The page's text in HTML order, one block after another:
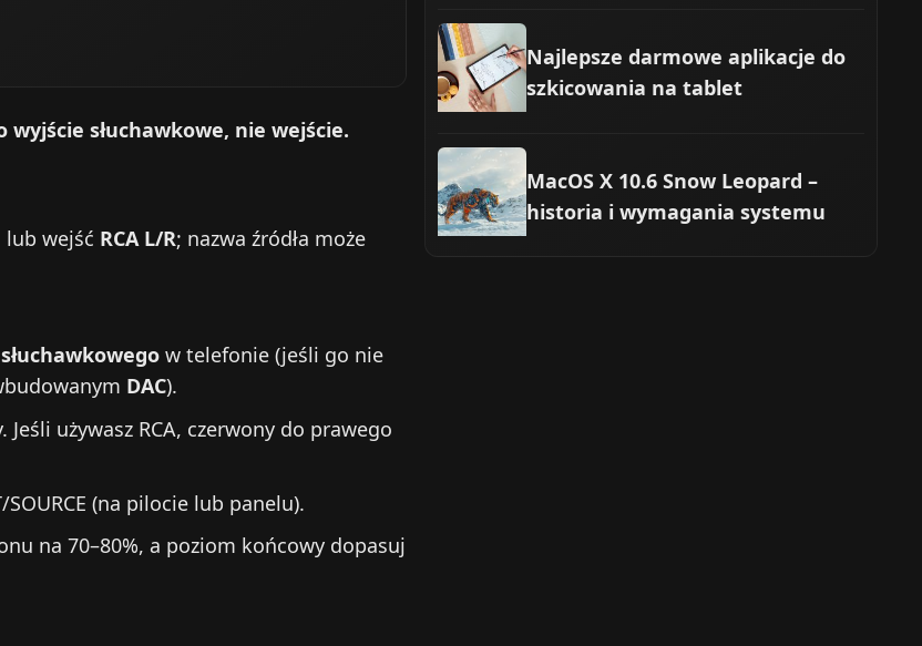
wyjście słuchawkowe, nie wejście.
lub wejść RCA L/R; nazwa źródła może
w telefonie (jeśli go nie
DAC).
Jeśli używasz RCA, czerwony do prawego
(na pilocie lub panelu).
na 70–80%, a poziom końcowy dopasuj
Najlepsze darmowe aplikacje do
szkicowania na tablet
MacOS X 10.6 Snow Leopard –
historia i wymagania systemu